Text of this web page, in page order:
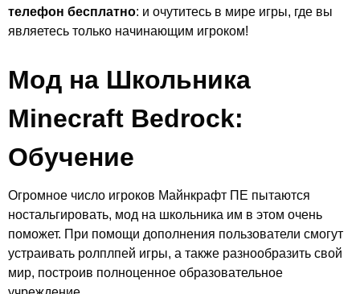
телефон бесплатно: и очутитесь в мире игры, где вы
являетесь только начинающим игроком!
Мод на Школьника
Minecraft Bedrock:
Обучение
Огромное число игроков Майнкрафт ПЕ пытаются
ностальгировать, мод на школьника им в этом очень
поможет. При помощи дополнения пользователи смогут
устраивать ролплпей игры, а также разнообразить свой
мир, построив полноценное образовательное